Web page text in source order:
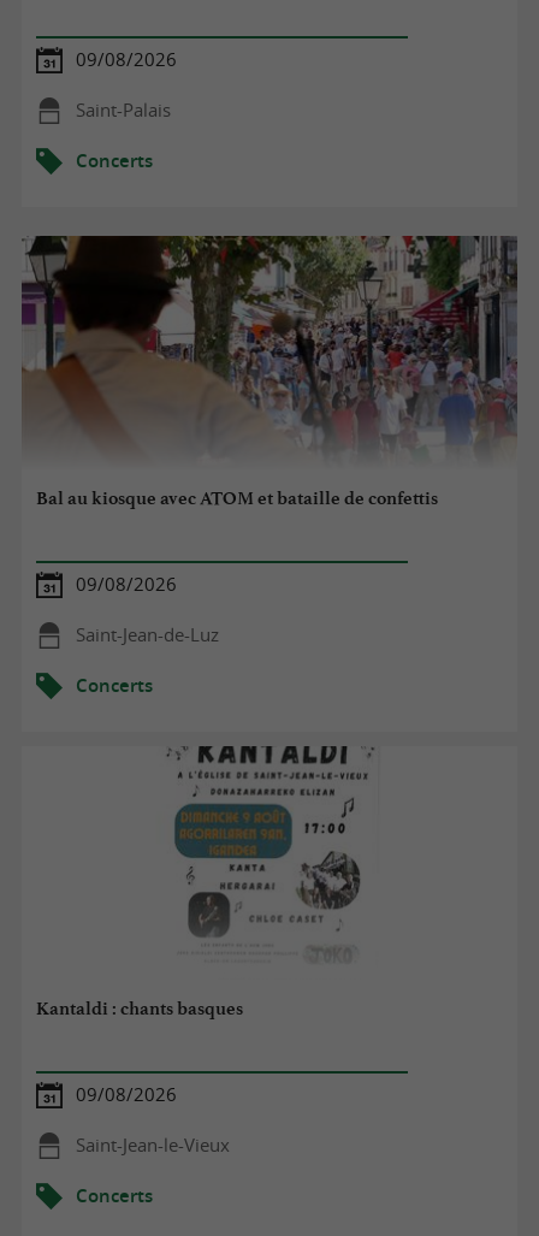
09/08/2026
Saint-Palais
Concerts
Bal au kiosque avec ATOM et bataille de confettis
09/08/2026
Saint-Jean-de-Luz
Concerts
Kantaldi : chants basques
09/08/2026
Saint-Jean-le-Vieux
Concerts